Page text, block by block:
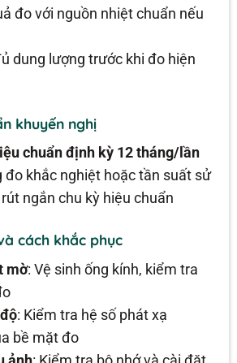
đo với nguồn nhiệt chuẩn nếu
dung lượng trước khi đo hiện
khuyến nghị
chuẩn định kỳ 12 tháng/lần
đo khắc nghiệt hoặc tần suất sử
ngắn chu kỳ hiệu chuẩn
cách khắc phục
mờ: Vệ sinh ống kính, kiểm tra
: Kiểm tra hệ số phát xạ
bề mặt đo